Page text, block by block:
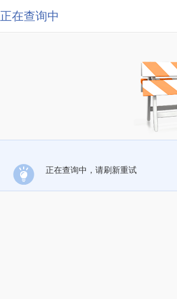
正在查询中
正在查询中，请刷新重试